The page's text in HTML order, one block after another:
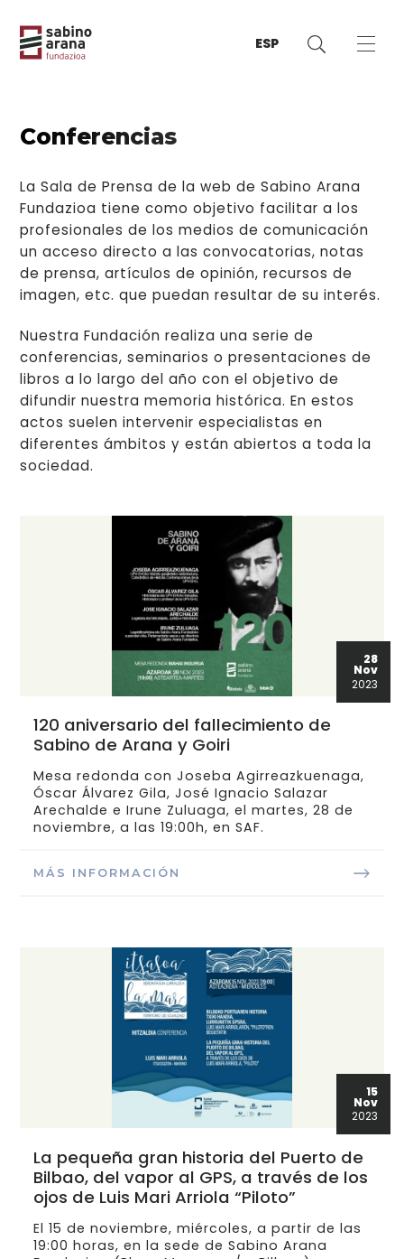
ESP
Conferencias
La Sala de Prensa de la web de Sabino Arana
Fundazioa tiene como objetivo facilitar a los
profesionales de los medios de comunicación
un acceso directo a las convocatorias, notas
de prensa, artículos de opinión, recursos de
imagen, etc. que puedan resultar de su interés.
Nuestra Fundación realiza una serie de
conferencias, seminarios o presentaciones de
libros a lo largo del año con el objetivo de
difundir nuestra memoria histórica. En estos
actos suelen intervenir especialistas en
diferentes ámbitos y están abiertos a toda la
sociedad.
28
Nov
2023
120 aniversario del fallecimiento de
Sabino de Arana y Goiri
Mesa redonda con Joseba Agirreazkuenaga,
Óscar Álvarez Gila, José Ignacio Salazar
Arechalde e Irune Zuluaga, el martes, 28 de
noviembre, a las 19:00h, en SAF.
MÁS INFORMACIÓN
15
Nov
2023
La pequeña gran historia del Puerto de
Bilbao, del vapor al GPS, a través de los
ojos de Luis Mari Arriola “Piloto”
El 15 de noviembre, miércoles, a partir de las
19:00 horas, en la sede de Sabino Arana